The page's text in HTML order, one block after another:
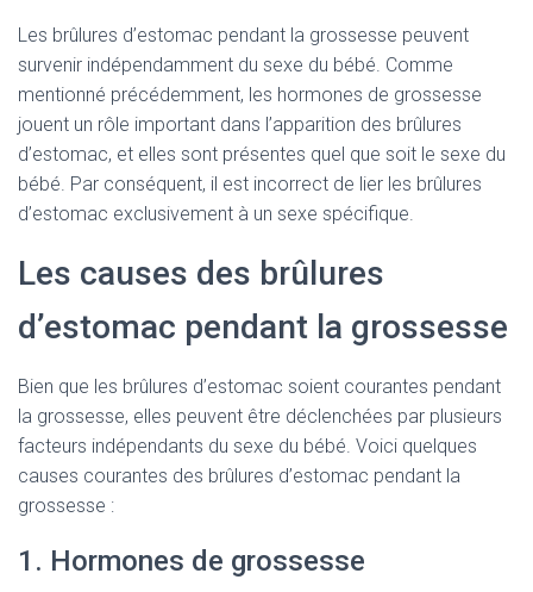
Les brûlures d’estomac pendant la grossesse peuvent
survenir indépendamment du sexe du bébé. Comme
mentionné précédemment, les hormones de grossesse
jouent un rôle important dans l’apparition des brûlures
d’estomac, et elles sont présentes quel que soit le sexe du
bébé. Par conséquent, il est incorrect de lier les brûlures
d’estomac exclusivement à un sexe spécifique.
Les causes des brûlures
d’estomac pendant la grossesse
Bien que les brûlures d’estomac soient courantes pendant
la grossesse, elles peuvent être déclenchées par plusieurs
facteurs indépendants du sexe du bébé. Voici quelques
causes courantes des brûlures d’estomac pendant la
grossesse :
1. Hormones de grossesse